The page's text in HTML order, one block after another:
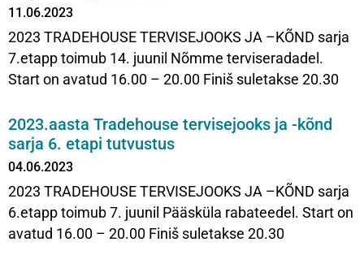
11.06.2023
2023 TRADEHOUSE TERVISEJOOKS JA –KÕND sarja
7.etapp toimub 14. juunil Nõmme terviseradadel.
Start on avatud 16.00 – 20.00 Finiš suletakse 20.30
2023.aasta Tradehouse tervisejooks ja -kõnd
sarja 6. etapi tutvustus
04.06.2023
2023 TRADEHOUSE TERVISEJOOKS JA –KÕND sarja
6.etapp toimub 7. juunil Pääsküla rabateedel. Start on
avatud 16.00 – 20.00 Finiš suletakse 20.30